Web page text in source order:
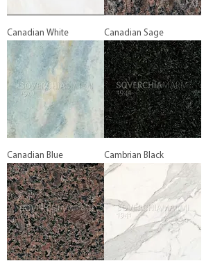
Canadian White Canadian Sage
Canadian Blue Cambrian Black